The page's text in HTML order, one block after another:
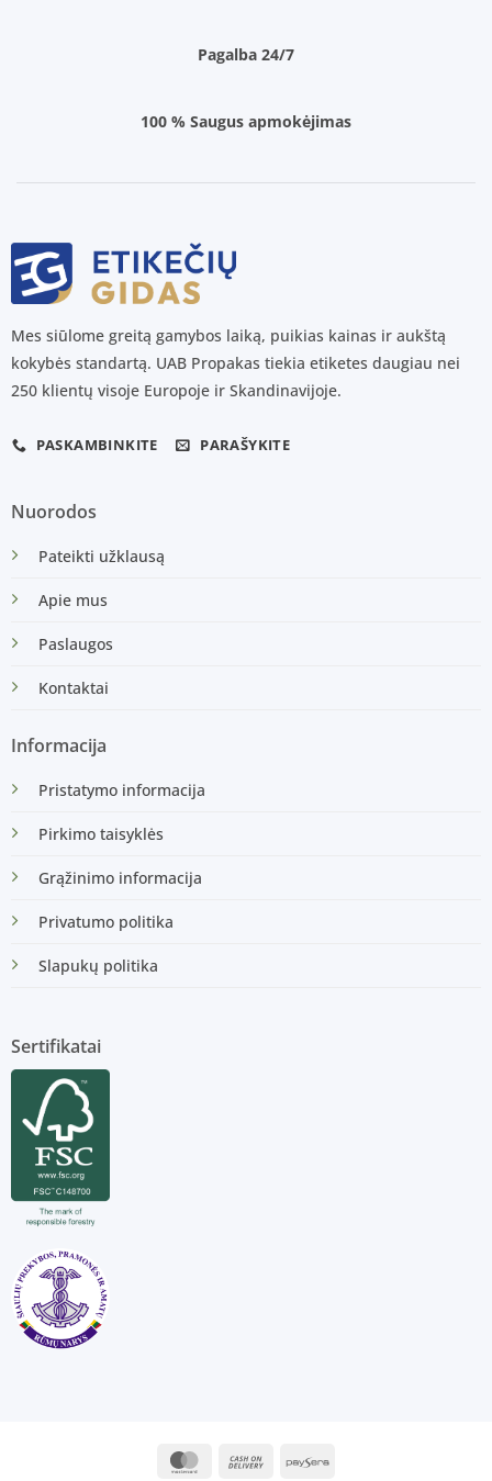
Pagalba 24/7
100 % Saugus apmokėjimas
Mes siūlome greitą gamybos laiką, puikias kainas ir aukštą
kokybės standartą. UAB Propakas tiekia etiketes daugiau nei
250 klientų visoje Europoje ir Skandinavijoje.
PASKAMBINKITE PARAŠYKITE
Nuorodos
Pateikti užklausą
Apie mus
Paslaugos
Kontaktai
Informacija
Pristatymo informacija
Pirkimo taisyklės
Grąžinimo informacija
Privatumo politika
Slapukų politika
Sertifikatai
MasterCardCash
Paysera